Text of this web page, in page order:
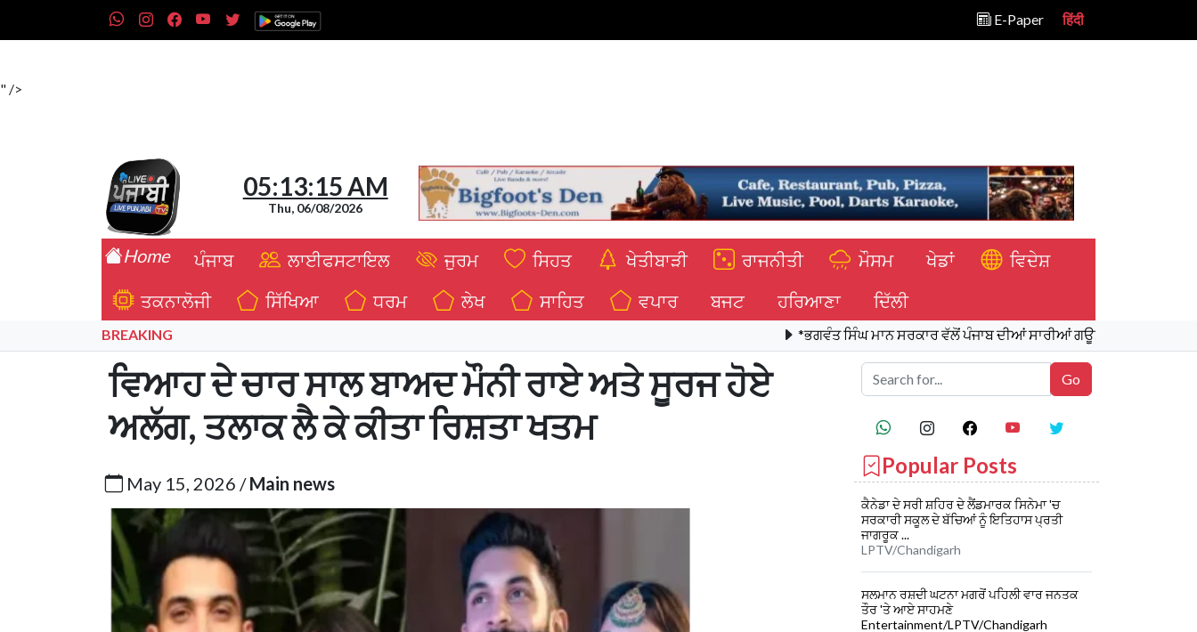
" />
E-Paper हिंदी
05:13:16 AM
Thu, 06/08/2026
Home ਪੰਜਾਬ ਲਾਈਫਸਟਾਇਲ ਜੁਰਮ ਸਿਹਤ ਖੇਤੀਬਾੜੀ ਰਾਜਨੀਤੀ ਮੌਸਮ ਖੇਡਾਂ
ਵਿਦੇਸ਼
ਤਕਨਾਲੋਜੀ
ਸਿੱਖਿਆ ਧਰਮ ਲੇਖ ਸਾਹਿਤ ਵਪਾਰ ਬਜਟ ਹਰਿਆਣਾ ਦਿੱਲੀ
BREAKING *ਭਗਵੰਤ ਸਿੰਘ ਮਾਨ ਸਰਕਾਰ ਵੱਲੋਂ ਪੰਜਾਬ ਦੀਆਂ ਸਾਰੀਆਂ ਗਊਸ਼ਾਲਾਵਾਂ ਦੇ ਬਿਜਲੀ ਬਿੱਲ
ਵਿਆਹ ਦੇ ਚਾਰ ਸਾਲ ਬਾਅਦ ਮੌਨੀ ਰਾਏ ਅਤੇ ਸੂਰਜ ਹੋਏ
ਅਲੱਗ, ਤਲਾਕ ਲੈ ਕੇ ਕੀਤਾ ਰਿਸ਼ਤਾ ਖਤਮ
May 15, 2026 /Main news
Popular Posts
ਕੈਨੇਡਾ ਦੇ ਸਰੀ ਸ਼ਹਿਰ ਦੇ ਲੈਂਡਮਾਰਕ ਸਿਨੇਮਾ 'ਚ
ਸਰਕਾਰੀ ਸਕੂਲ ਦੇ ਬੱਚਿਆਂ ਨੂੰ ਇਤਿਹਾਸ ਪ੍ਰਤੀ
ਜਾਗਰੂਕ ...
LPTV/Chandigarh
ਸਲਮਾਨ ਰਸ਼ਦੀ ਘਟਨਾ ਮਗਰੋਂ ਪਹਿਲੀ ਵਾਰ ਜਨਤਕ
ਤੌਰ 'ਤੇ ਆਏ ਸਾਹਮਣੇ
Entertainment/LPTV/Chandigarh